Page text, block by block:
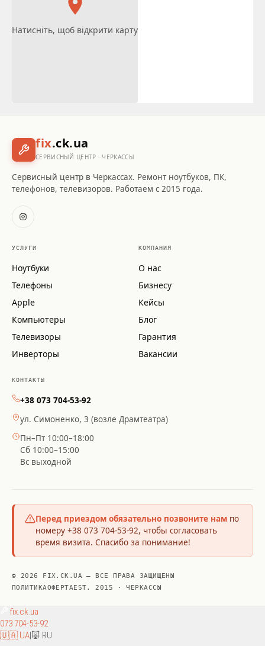
Натисніть, щоб відкрити карту
fix.ck.ua
СЕРВИСНЫЙ ЦЕНТР · ЧЕРКАССЫ
Сервисный центр в Черкассах. Ремонт ноутбуков, ПК,
телефонов, телевизоров. Работаем с 2015 года.
УСЛУГИ
Ноутбуки
Телефоны
Apple
Компьютеры
Телевизоры
Инверторы
КОМПАНИЯ
О нас
Бизнесу
Кейсы
Блог
Гарантия
Вакансии
КОНТАКТЫ
+38 073 704-53-92
ул. Симоненко, 3 (возле Драмтеатра)
Пн–Пт 10:00–18:00
Сб 10:00–15:00
Вс выходной
Перед приездом обязательно позвоните нам по
номеру +38 073 704-53-92, чтобы согласовать
время визита. Спасибо за понимание!
© 2026 FIX.CK.UA — ВСЕ ПРАВА ЗАЩИЩЕНЫ
ПОЛИТИКАОФЕРТАEST. 2015 · ЧЕРКАССЫ
fix.ck.ua
073 704-53-92
🇺🇦 UA|🐷 RU